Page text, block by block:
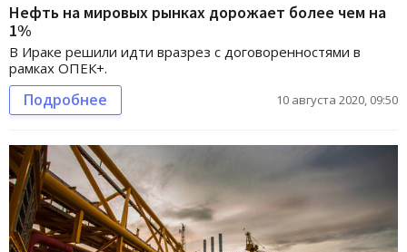
Нефть на мировых рынках дорожает более чем на
1%
В Ираке решили идти вразрез с договоренностями в
рамках ОПЕК+.
Подробнее 10 августа 2020, 09:50